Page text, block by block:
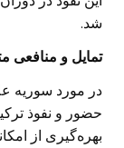
شد.
تمایل و منافعی
در مورد سوریه
حضور و نفوذ
بهره‌گیری از